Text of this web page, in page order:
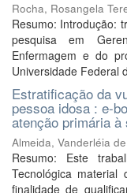
Rocha, Rosangela
Resumo: Introdução:
pesquisa em
Enfermagem e do
Universidade Federal
Estratificação da
pessoa idosa : e-
atenção primária à
Almeida, Vanderléia
Resumo: Este
Tecnológica
finalidade de